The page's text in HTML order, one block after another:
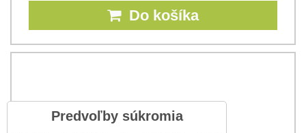
Do košíka
Predvoľby súkromia